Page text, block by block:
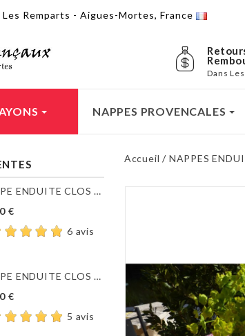
Remparts - Aigues-Mortes, France
Dans
NAPPES PROVENCALES
NAPPE ENDUITE CLOS DES...
€
6 avis
NAPPE ENDUITE CLOS DES...
€
5 avis
Accueil NAPPES